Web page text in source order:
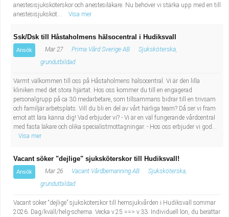
anestesisjuksköterskor och anestesiläkare. Nu behöver vi stärka upp med en till
anestesisjuksköt...
Visa mer
Ssk/Dsk till Håstaholmens hälsocentral i Hudiksvall
Ansök Mar 27 Prima Vård Sverige AB
Sjuksköterska,
grundutbildad
Varmt välkommen till oss på Håstaholmens hälsocentral. Vi är den lilla
kliniken med det stora hjärtat. Hos oss kommer du till en engagerad
personalgrupp på ca 30 medarbetare, som tillsammans bidrar till en trivsam
och familjär arbetsplats. Vill du bli en del av vårt härliga team? Då ser vi fram
emot att lära känna dig! Vad erbjuder vi? - Vi är en väl fungerande vårdcentral
med fasta läkare och olika specialistmottagningar. - Hos oss erbjuder vi god...
Visa mer
Vacant söker "dejlige" sjuksköterskor till Hudiksvall!
Ansök Mar 26 Vacant Vårdbemanning AB
Sjuksköterska,
grundutbildad
Vacant söker “dejlige” sjuksköterskor till hemsjukvården i Hudiksvall sommar
2026. Dag/kväll/helg-schema. Vecka v.25 ==> v.33. Individuell lön, du berättar